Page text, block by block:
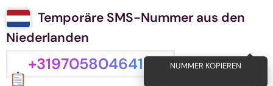
Temporäre SMS-Nummer aus den
Niederlanden
+3197058046419 NUMMER KOPIEREN